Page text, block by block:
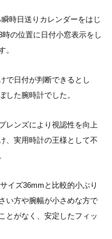
時日送りカレンダーをはじ
の位置に日付小窓表示をし
。
で日付が判断できるとし
した腕時計でした。
レンズにより視認性を向上
、実用時計の王様として不
イズ36mmと比較的小ぶり
い方や腕幅が小さめな方で
とがなく、安定したフィッ